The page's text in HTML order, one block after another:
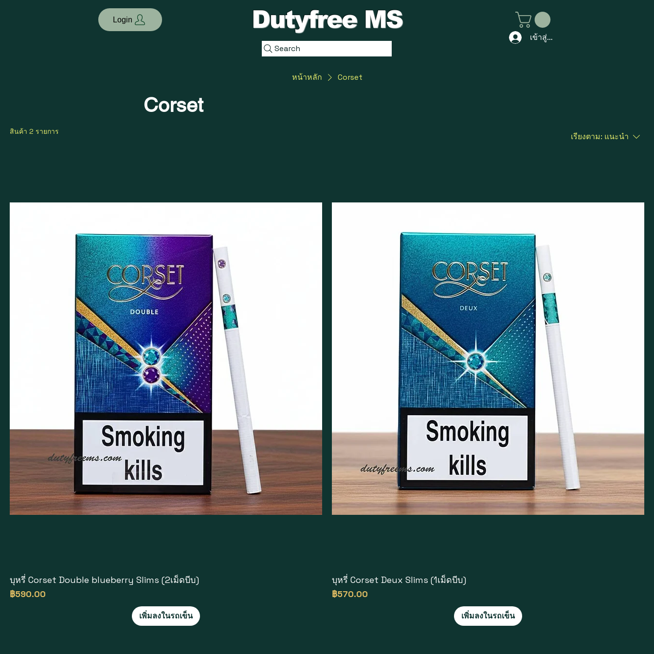
Login Dutyfree MS
Search
เข้าสู่ระบบ
หน้าหลัก Corset
Corset
สินค้า 2 รายการ เรียงตาม: แนะนำ
ดูข้อมูลด่วน
บุหรี่ Corset Double blueberry Slims (2เม็ดบีบ)
ราคา
฿590.00
เพิ่มลงในรถเข็น
บุหรี่ Corset Deux Slims (1เม็ดบีบ)
ราคา
฿570.00
เพิ่มลงในรถเข็น